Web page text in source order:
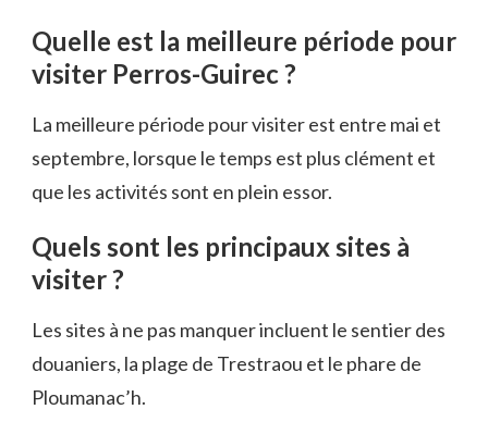
Quelle est la meilleure période pour
visiter Perros-Guirec ?
La meilleure période pour visiter est entre mai et
septembre, lorsque le temps est plus clément et
que les activités sont en plein essor.
Quels sont les principaux sites à
visiter ?
Les sites à ne pas manquer incluent le sentier des
douaniers, la plage de Trestraou et le phare de
Ploumanac’h.